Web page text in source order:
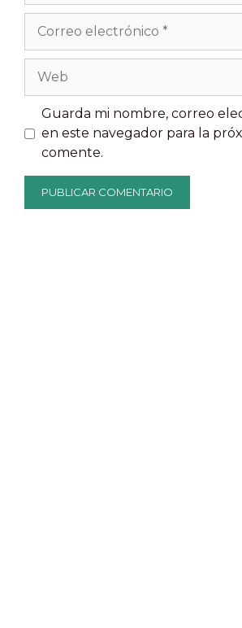
electrónico
Guarda mi nombre, correo
en este navegador para la
comente.